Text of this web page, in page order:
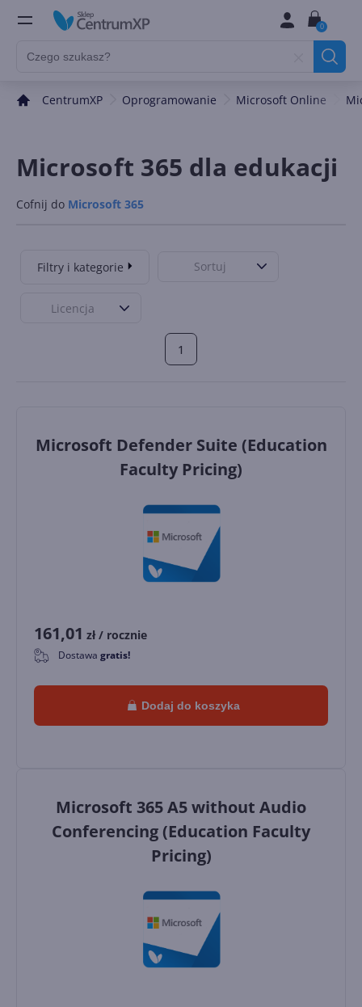
0
CentrumXP Oprogramowanie Microsoft Online
Microsoft 365 dla edukacji
Cofnij do Microsoft 365
Filtry i kategorie Sortuj
Licencja
1
Microsoft Defender Suite (Education
Faculty Pricing)
161,01 zł / rocznie
0 Dostawa gratis!
Dodaj do koszyka
Microsoft 365 A5 without Audio
Conferencing (Education Faculty
Pricing)